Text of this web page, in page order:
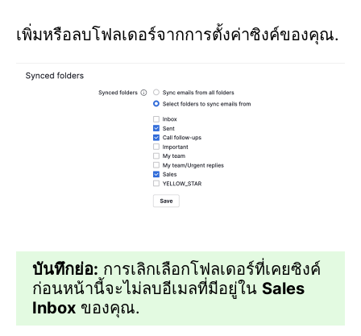
เพิ่มหรือลบโฟลเดอร์จากการตั้งค่าซิงค์ของคุณ.
บันทึกย่อ: การเลิกเลือกโฟลเดอร์ที่เคยซิงค์
ก่อนหน้านี้จะไม่ลบอีเมลที่มีอยู่ใน Sales
Inbox ของคุณ.